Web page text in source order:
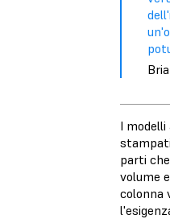
I
parti
volume
colonna